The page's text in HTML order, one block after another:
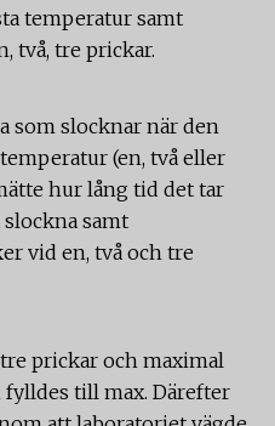
temperatur samt
två, tre prickar.
som slocknar när den
(en, två eller
hur lång tid det tar
samt
vid en, två och tre
prickar och maximal
fylldes till max. Därefter